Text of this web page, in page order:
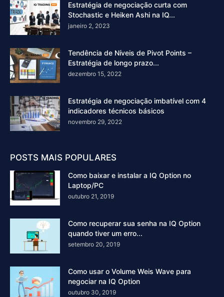
Estratégia de negociação curta com
Stochastic e Heiken Ashi na IQ...
janeiro 2, 2023
Tendência de Níveis de Pivot Points –
Estratégia de longo prazo...
dezembro 15, 2022
Estratégia de negociação imbatível com 4
indicadores técnicos básicos
novembro 29, 2022
POSTS MAIS POPULARES
Como baixar e instalar a IQ Option no
Laptop/PC
outubro 21, 2019
Como recuperar sua senha na IQ Option
quando tiver um erro...
setembro 20, 2019
Como usar o Volume Weis Wave para
negociar na IQ Option
outubro 30, 2019